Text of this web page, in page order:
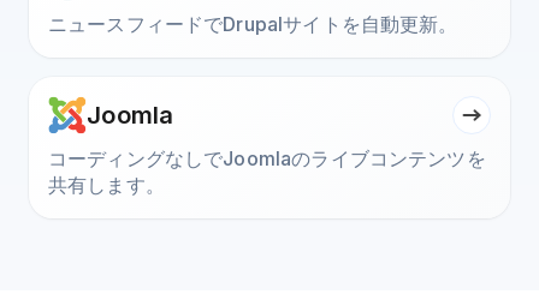
ニュースフィードでDrupalサイトを自動更新。
Joomla
コーディングなしでJoomlaのライブコンテンツを
共有します。